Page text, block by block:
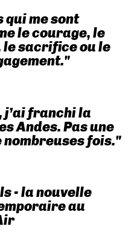
qui me sont
le courage, le
sacrifice ou le
j’ai franchi la
Andes. Pas une
nombreuses fois."
- la nouvelle
au